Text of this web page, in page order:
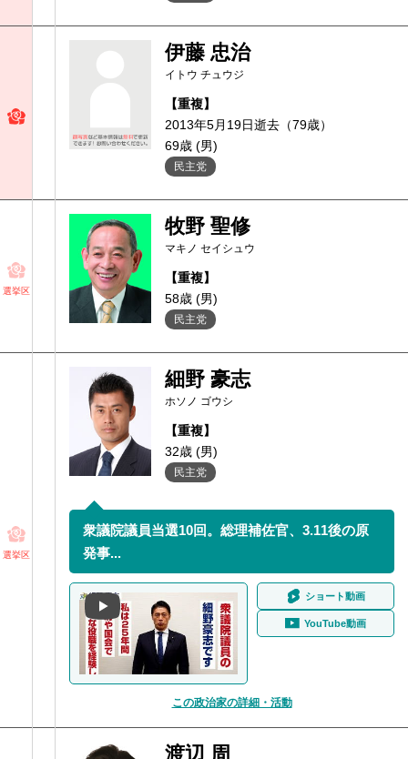
伊藤 忠治
イトウ チュウジ
【重複】
2013年5月19日逝去（79歳）
69歳 (男)
民主党
選挙区
牧野 聖修
マキノ セイシュウ
【重複】
58歳 (男)
民主党
選挙区
細野 豪志
ホソノ ゴウシ
【重複】
32歳 (男)
民主党
衆議院議員当選10回。総理補佐官、3.11後の原
発事...
ショート動画
YouTube動画
この政治家の詳細・活動
渡辺 周